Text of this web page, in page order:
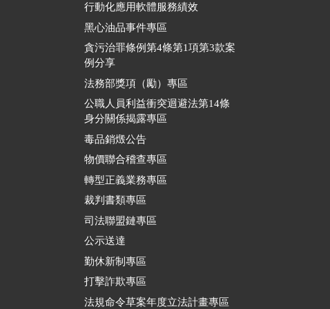
行動化應用軟體服務績效
黑心油品事件專區
貪污治罪條例第4條第1項第3款案
例分享
法務部獎項（勵）專區
公職人員利益衝突迴避法第14條
身分關係揭露專區
毒品銷燬公告
物價聯合稽查專區
轉型正義業務專區
裁判書類專區
司法聯盟鏈專區
公示送達
勤休新制專區
打擊詐欺專區
法規命令草案年度立法計畫專區